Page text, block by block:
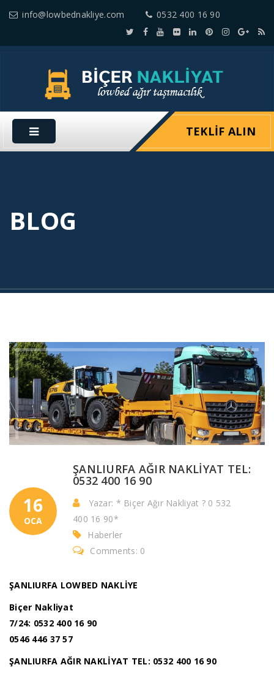
info@lowbednakliye.com 0532 400 16 90
TEKLIF ALIN
BLOG
16
OCA
ŞANLIURFA AĞIR NAKLİYAT TEL:
0532 400 16 90
Yazar: * Biçer Ağır Nakliyat ? 0 532
400 16 90*
Haberler
Comments: 0
ŞANLIURFA LOWBED NAKLİYE
Biçer Nakliyat
7/24: 0532 400 16 90
0546 446 37 57
ŞANLIURFA AĞIR NAKLİYAT TEL: 0532 400 16 90